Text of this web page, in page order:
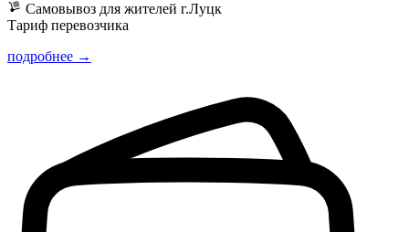
Самовывоз для жителей г.Луцк
Тариф перевозчика
подробнее →